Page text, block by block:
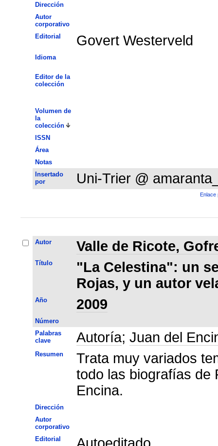
Dirección
Autor
corporativo
Editorial
Govert Westerveld
Idioma
Editor de la
colección
Volumen de
la
colección
ISSN
Área
Notas
Insertado
por
Uni-Trier @
Enlace
Autor Valle de Ricote,
Título
"La Celestina": un
Rojas, y un autor
Año 2009
Número
Palabras
clave
Autoría; Juan del
Resumen
Trata muy variados
todo las biografías de
Encina.
Dirección
Autor
corporativo
Editorial